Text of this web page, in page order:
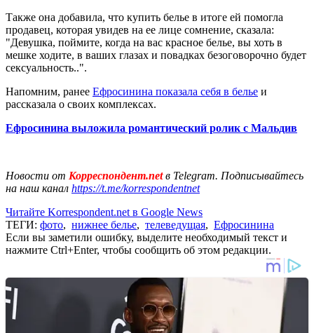
Также она добавила, что купить белье в итоге ей помогла
продавец, которая увидев на ее лице сомнение, сказала:
"Девушка, поймите, когда на вас красное белье, вы хоть в
мешке ходите, в ваших глазах и повадках безоговорочно будет
сексуальность..".
Напомним, ранее Ефросинина показала себя в белье и
рассказала о своих комплексах.
Ефросинина выложила романтический ролик с Мальдив
Новости от Корреспондент.netв Telegram. Подписывайтесь
на наш канал https://t.me/korrespondentnet
Читайте Korrespondent.net в Google News
ТЕГИ: фото, нижнее белье, телеведущая, Ефросинина
Если вы заметили ошибку, выделите необходимый текст и
нажмите Ctrl+Enter, чтобы сообщить об этом редакции.